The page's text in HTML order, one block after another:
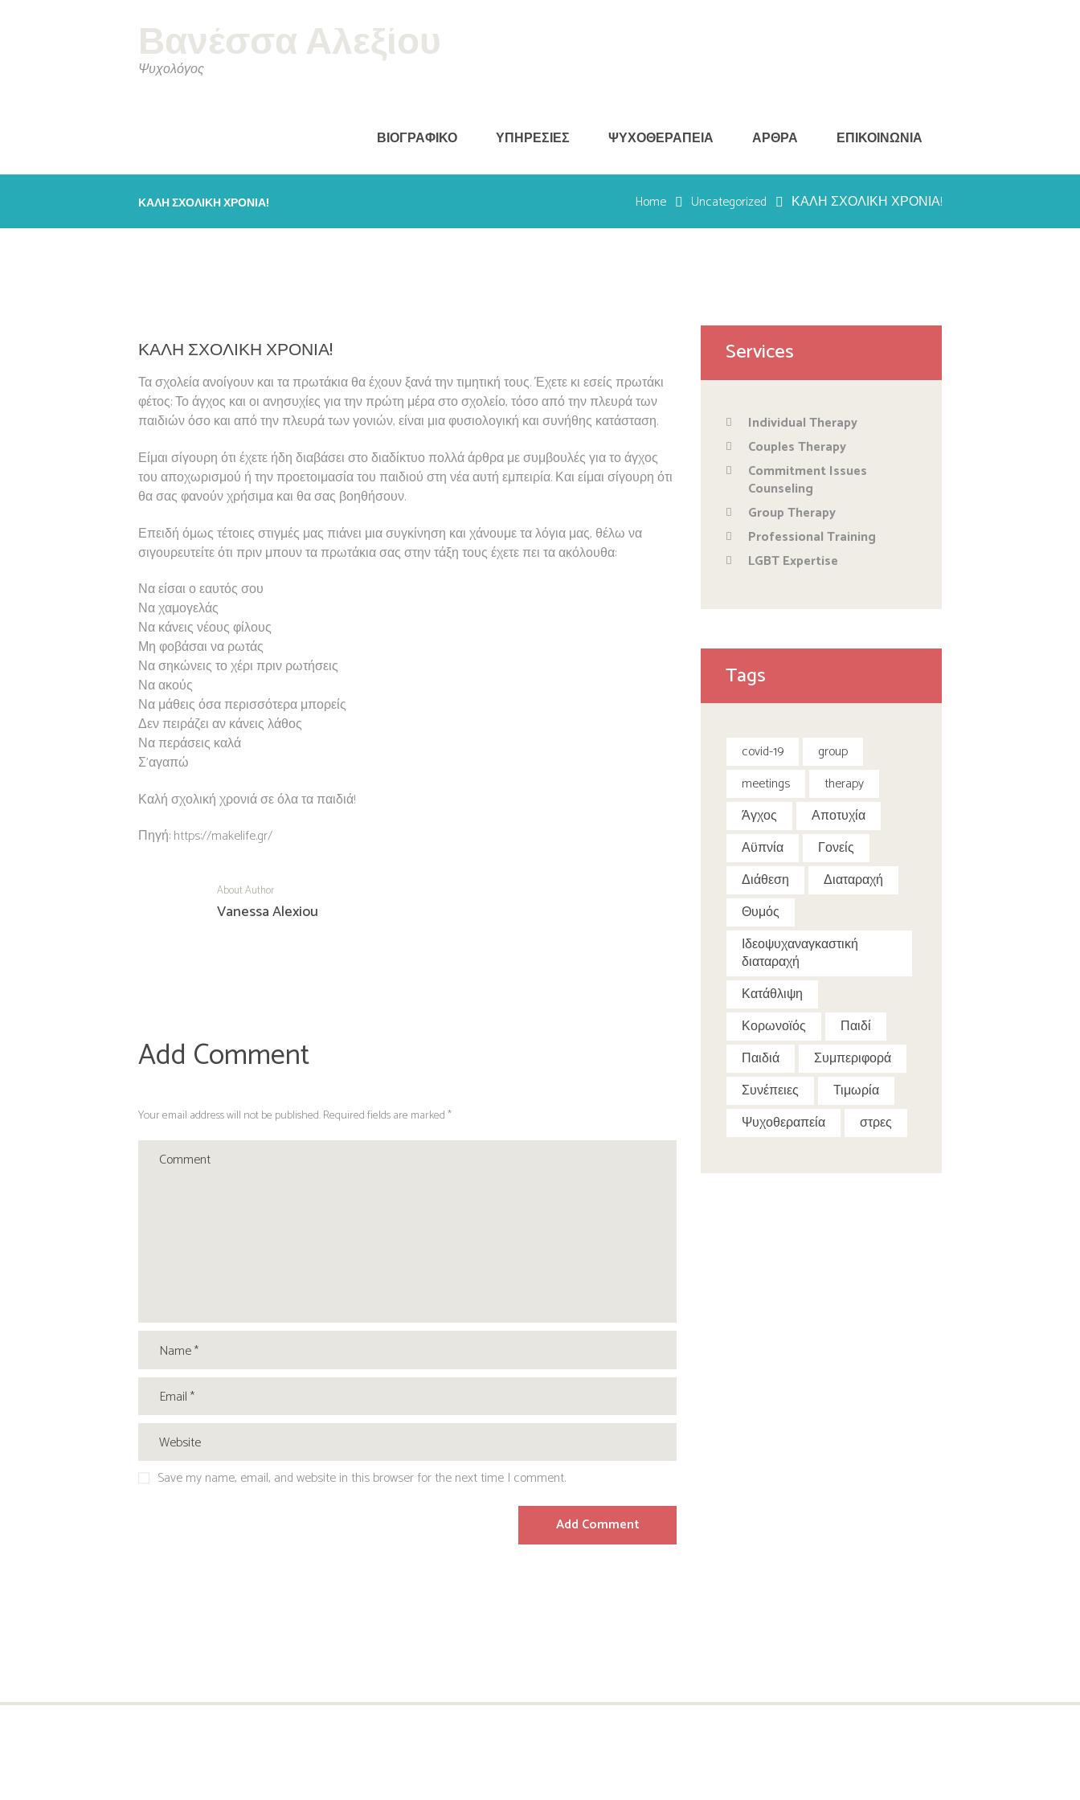
Βανέσσα Αλεξίου
Ψυχολόγος
ΒΙΟΓΡΑΦΙΚΟ ΥΠΗΡΕΣΙΕΣ ΨΥΧΟΘΕΡΑΠΕΙΑ ΑΡΘΡΑ ΕΠΙΚΟΙΝΩΝΙΑ
ΚΑΛΗ ΣΧΟΛΙΚΗ ΧΡΟΝΙΑ! Home Uncategorized ΚΑΛΗ ΣΧΟΛΙΚΗ ΧΡΟΝΙΑ!
ΚΑΛΗ ΣΧΟΛΙΚΗ ΧΡΟΝΙΑ!
Τα σχολεία ανοίγουν και τα πρωτάκια θα έχουν ξανά την τιμητική τους. Έχετε κι εσείς πρωτάκι
φέτος; Το άγχος και οι ανησυχίες για την πρώτη μέρα στο σχολείο, τόσο από την πλευρά των
παιδιών όσο και από την πλευρά των γονιών, είναι μια φυσιολογική και συνήθης κατάσταση.
Είμαι σίγουρη ότι έχετε ήδη διαβάσει στο διαδίκτυο πολλά άρθρα με συμβουλές για το άγχος
του αποχωρισμού ή την προετοιμασία του παιδιού στη νέα αυτή εμπειρία. Και είμαι σίγουρη ότι
θα σας φανούν χρήσιμα και θα σας βοηθήσουν.
Επειδή όμως τέτοιες στιγμές μας πιάνει μια συγκίνηση και χάνουμε τα λόγια μας, θέλω να
σιγουρευτείτε ότι πριν μπουν τα πρωτάκια σας στην τάξη τους έχετε πει τα ακόλουθα:
Να είσαι ο εαυτός σου
Να χαμογελάς
Να κάνεις νέους φίλους
Μη φοβάσαι να ρωτάς
Να σηκώνεις το χέρι πριν ρωτήσεις
Να ακούς
Να μάθεις όσα περισσότερα μπορείς
Δεν πειράζει αν κάνεις λάθος
Να περάσεις καλά
Σ’αγαπώ
Καλή σχολική χρονιά σε όλα τα παιδιά!
Πηγή: https://makelife.gr/
About Author
Vanessa Alexiou
Add Comment
Your email address will not be published. Required fields are marked *
Save my name, email, and website in this browser for the next time I comment.
Services
Individual Therapy
Couples Therapy
Commitment Issues
Counseling
Group Therapy
Professional Training
LGBT Expertise
Tags
covid-19
group
meetings
therapy
Άγχος
Αποτυχία
Αϋπνία
Γονείς
Διάθεση
Διαταραχή
Θυμός
Ιδεοψυχαναγκαστική
διαταραχή
Κατάθλιψη
Κορωνοϊός
Παιδί
Παιδιά
Συμπεριφορά
Συνέπειες
Τιμωρία
Ψυχοθεραπεία
στρες